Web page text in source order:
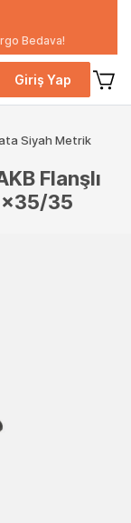
Bedava!
Giriş Yap
Siyah Metrik
Flanşlı
35